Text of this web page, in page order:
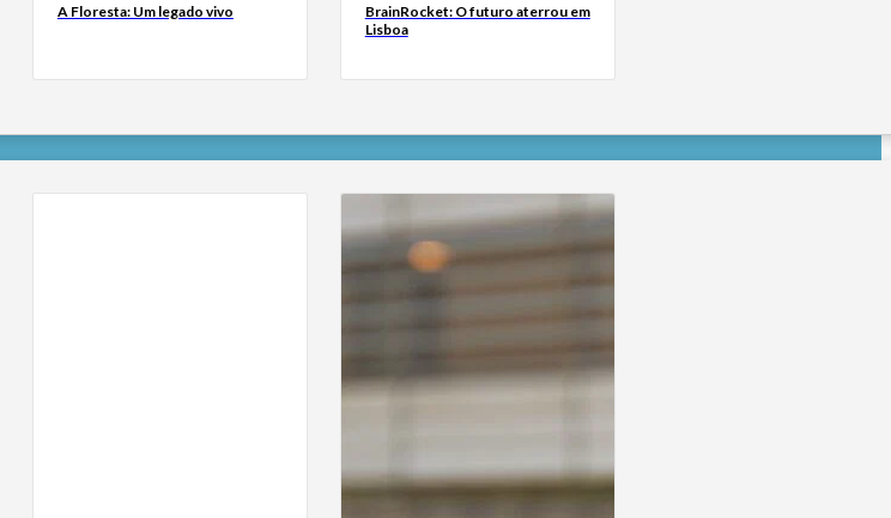
A Floresta: Um legado vivo
BrainRocket: O futuro aterrou em
Lisboa